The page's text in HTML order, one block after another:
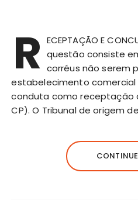
R ECEPTAÇÃO E
questão consiste
corréus não serem
estabelecimento
conduta como receptação
CP). O Tribunal de origem